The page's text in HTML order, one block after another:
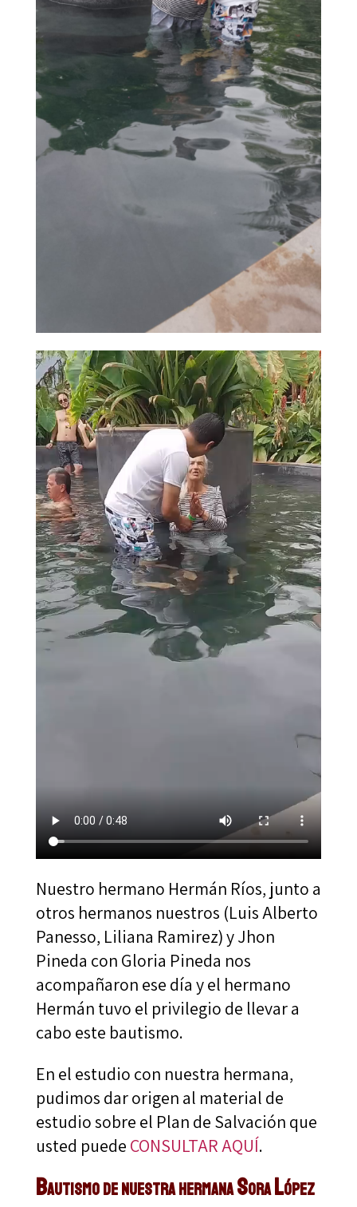
Nuestro hermano Hermán Ríos, junto a
otros hermanos nuestros (Luis Alberto
Panesso, Liliana Ramirez) y Jhon
Pineda con Gloria Pineda nos
acompañaron ese día y el hermano
Hermán tuvo el privilegio de llevar a
cabo este bautismo.
En el estudio con nuestra hermana,
pudimos dar origen al material de
estudio sobre el Plan de Salvación que
usted puede CONSULTAR AQUÍ.
Bautismo de nuestra hermana Sora López